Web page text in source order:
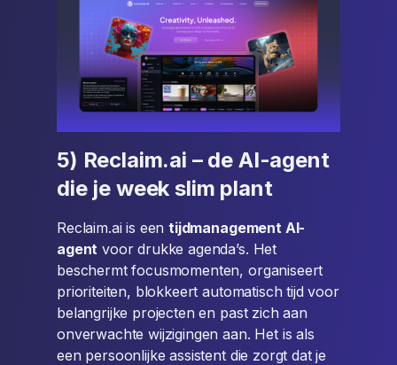
5) Reclaim.ai – de AI-agent
die je week slim plant
Reclaim.ai is eentijdmanagement AI-
agent voor drukke agenda’s. Het
beschermt focusmomenten, organiseert
prioriteiten, blokkeert automatisch tijd voor
belangrijke projecten en past zich aan
onverwachte wijzigingen aan. Het is als
een persoonlijke assistent die zorgt dat je